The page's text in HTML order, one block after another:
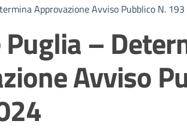
Approvazione Avviso Pubblico N.
Puglia –
Avviso